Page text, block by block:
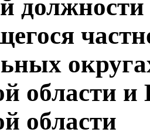
должности
области
области